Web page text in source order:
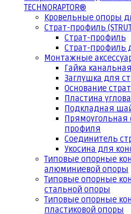
TECHNORAPTOR®
Кровельные опоры
Страт-профиль
Страт-профиль
Страт-профиль
Монтажные
Гайка канальная
Заглушка для
Основание
Пластина
Подкладная
Прямоугольная
профиля
Соединитель
Укосина для
Типовые опорные
алюминиевой опоры
Типовые опорные
стальной опоры
Типовые опорные
пластиковой опоры